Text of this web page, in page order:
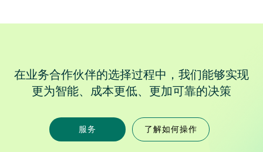
在业务合作伙伴的选择过程中，我们能够实现
更为智能、成本更低、更加可靠的决策
服务 了解如何操作